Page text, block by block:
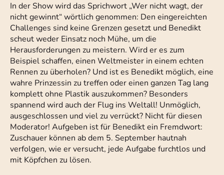
In der Show wird das Sprichwort „Wer nicht wagt, der
nicht gewinnt“ wörtlich genommen: Den eingereichten
Challenges sind keine Grenzen gesetzt und Benedikt
scheut weder Einsatz noch Mühe, um die
Herausforderungen zu meistern. Wird er es zum
Beispiel schaffen, einen Weltmeister in einem echten
Rennen zu überholen? Und ist es Benedikt möglich, eine
wahre Prinzessin zu treffen oder einen ganzen Tag lang
komplett ohne Plastik auszukommen? Besonders
spannend wird auch der Flug ins Weltall! Unmöglich,
ausgeschlossen und viel zu verrückt? Nicht für diesen
Moderator! Aufgeben ist für Benedikt ein Fremdwort:
Zuschauer können ab dem 5. September hautnah
verfolgen, wie er versucht, jede Aufgabe furchtlos und
mit Köpfchen zu lösen.